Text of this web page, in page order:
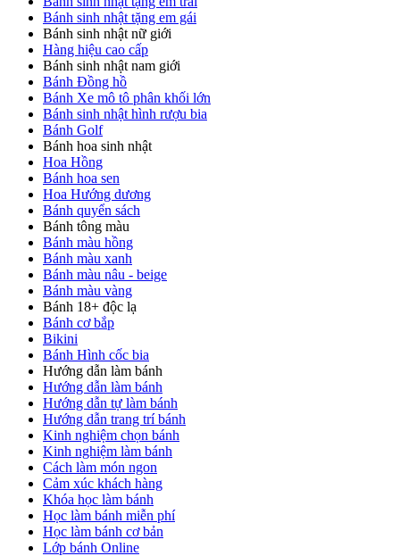
Bánh sinh nhật tặng em gái
Bánh sinh nhật nữ giới
Hàng hiệu cao cấp
Bánh sinh nhật nam giới
Bánh Đồng hồ
Bánh Xe mô tô phân khối lớn
Bánh sinh nhật hình rượu bia
Bánh Golf
Bánh hoa sinh nhật
Hoa Hồng
Bánh hoa sen
Hoa Hướng dương
Bánh quyển sách
Bánh tông màu
Bánh màu hồng
Bánh màu xanh
Bánh màu nâu - beige
Bánh màu vàng
Bánh 18+ độc lạ
Bánh cơ bắp
Bikini
Bánh Hình cốc bia
Hướng dẫn làm bánh
Hướng dẫn làm bánh
Hướng dẫn tự làm bánh
Hướng dẫn trang trí bánh
Kinh nghiệm chọn bánh
Kinh nghiệm làm bánh
Cách làm món ngon
Cảm xúc khách hàng
Khóa học làm bánh
Học làm bánh miễn phí
Học làm bánh cơ bản
Lớp bánh Online